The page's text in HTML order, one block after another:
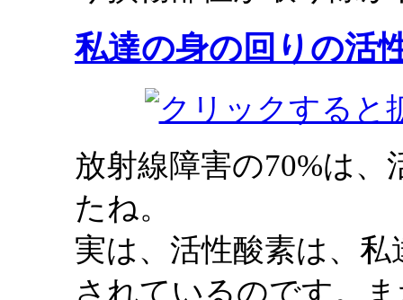
私達の身の回りの活
放射線障害の70%は
たね。
実は、活性酸素は、
されているのです。